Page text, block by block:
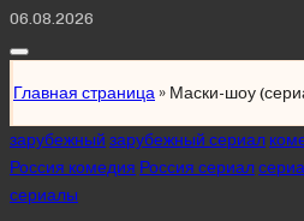
06.08.2026
Главная страница » Маски-шоу
Posted
in
зарубежный зарубежный сериал
Россия комедия Россия сериал
сериалы